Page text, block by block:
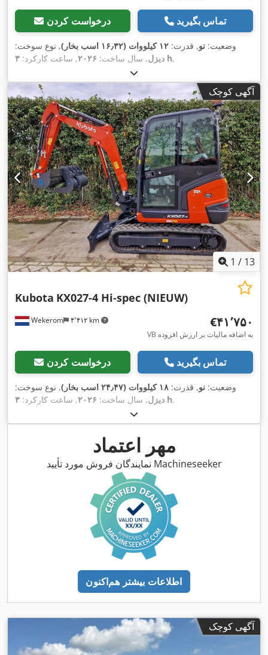
درخواست کردن تماس بگیرید
وضعیت: نو, قدرت: ۱۲ کیلووات (۱۶٫۳۲ اسب بخار)
, نوع سوخت:
دیزل, سال ساخت: ۲۰۲۶, ساعت کارکرد: ۳ h,
آگهی کوچک
1 / 13
Wekerom ۴٬۴۱۲ km
Kubota KX027-4 Hi-spec (NIEUW)
‎€۴۱٬۷۵۰
VB به اضافه مالیات بر ارزش افزوده
درخواست کردن تماس بگیرید
وضعیت: نو, قدرت: ۱۸ کیلووات (۲۴٫۴۷ اسب بخار)
, نوع سوخت:
دیزل, سال ساخت: ۲۰۲۶, ساعت کارکرد: ۳ h,
مهر اعتماد
نمایندگان فروش مورد تأیید Machineseeker
اطلاعات بیشتر هم‌اکنون
آگهی کوچک